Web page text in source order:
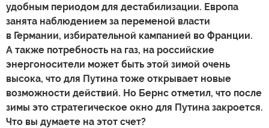
удобным периодом для дестабилизации. Европа
занята наблюдением за переменой власти
в Германии, избирательной кампанией во Франции.
А также потребность на газ, на российские
энергоносители может быть этой зимой очень
высока, что для Путина тоже открывает новые
возможности действий. Но Бернс отметил, что после
зимы это стратегическое окно для Путина закроется.
Что вы думаете на этот счет?